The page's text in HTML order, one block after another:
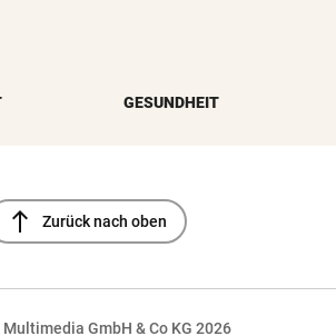
GESUNDHEIT
north Zurück nach oben
GmbH & Co KG 2026